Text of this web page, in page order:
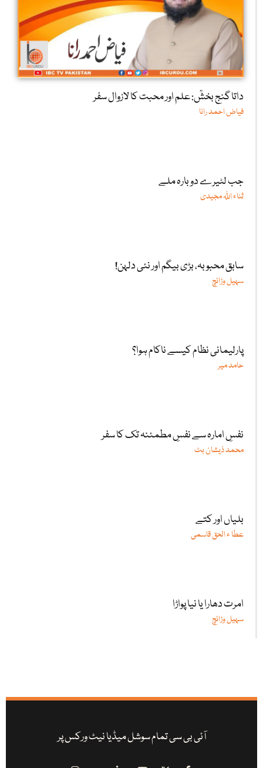
داتا گنج بخشؒ: علم اور محبت کا لازوال سفر
فیاض احمد رانا
جب لٹیرے دوبارہ ملے
ثناء اللّٰہ مجیدی
سابق محبوبہ، بڑی بیگم اور نئی دلہن!
سہیل وڑائچ
پارلیمانی نظام کیسے ناکام ہوا؟
حامد میر
نفسِ امارہ سے نفسِ مطمئنہ تک کا سفر
محمد ذیشان بٹ
بلیاں اور کتے
عطا ء الحق قاسمی
امرت دھارا یا نیا پواڑا
سہیل وڑائچ
آئی بی سی تمام سوشل میڈیا نیٹ ورکس پر